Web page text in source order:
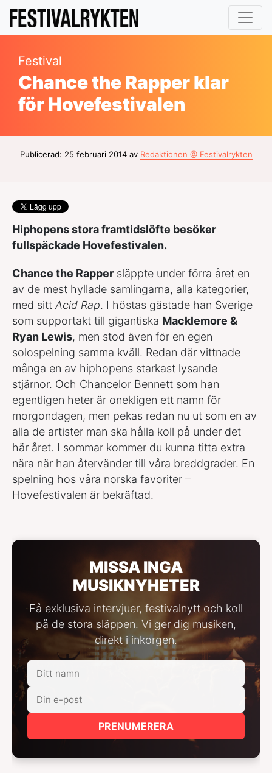
Festival
Chance the Rapper klar
för Hovefestivalen
Publicerad: 25 februari 2014 av Redaktionen @ Festivalrykten
Hiphopens stora framtidslöfte besöker
fullspäckade Hovefestivalen.
Chance the Rapper släppte under förra året en
av de mest hyllade samlingarna, alla kategorier,
med sitt Acid Rap. I höstas gästade han Sverige
som supportakt till gigantiska Macklemore &
Ryan Lewis, men stod även för en egen
solospelning samma kväll. Redan där vittnade
många en av hiphopens starkast lysande
stjärnor. Och Chancelor Bennett som han
egentligen heter är onekligen ett namn för
morgondagen, men pekas redan nu ut som en av
alla de artister man ska hålla koll på under det
här året. I sommar kommer du kunna titta extra
nära när han återvänder till våra breddgrader. En
spelning hos våra norska favoriter –
Hovefestivalen är bekräftad.
MISSA INGA
MUSIKNYHETER
Få exklusiva intervjuer, festivalnytt och koll
på de stora släppen. Vi ger dig musiken,
direkt i inkorgen.
PRENUMERERA